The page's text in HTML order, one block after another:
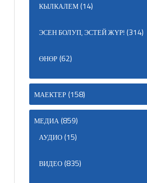
КЫЛКАЛЕМ(14)
ЭСЕН БОЛУП, ЭСТЕЙ ЖҮР! (314)
ӨНӨР(62)
МАЕКТЕР(158)
МЕДИА(859)
АУДИО(15)
ВИДЕО(835)